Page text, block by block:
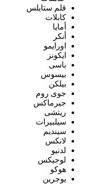
قلم ستايلس
كابلات
أمايا
أنكر
اورايمو
ايكونز
باسى
بيسوس
بيلكن
جوى روم
جيرماكس
ريتشى
سيلبيرات
سينديم
لانكس
لدنيو
لوجيكس
هوكو
يوجرين